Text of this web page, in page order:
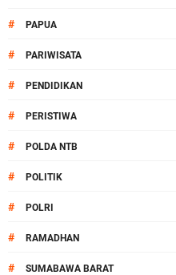
# PAPUA
# PARIWISATA
# PENDIDIKAN
# PERISTIWA
# POLDA NTB
# POLITIK
# POLRI
# RAMADHAN
# SUMABAWA BARAT